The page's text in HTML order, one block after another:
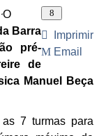
Imprimir
Email
Visitas: 36591
O
Barra
pré-
de
Manuel Beça
7 turmas para